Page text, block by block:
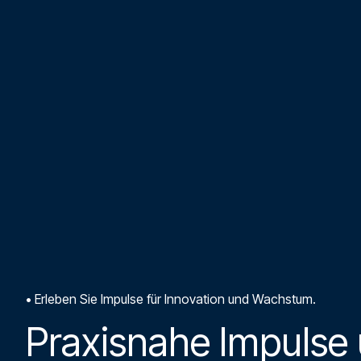
• Erleben Sie Impulse für Innovation und Wachstum.
Praxisnahe Impulse